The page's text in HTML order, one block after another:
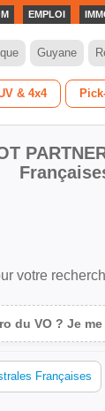
EMPLOI
Guyane
& 4x4
votre
du VO ? Je
Françaises